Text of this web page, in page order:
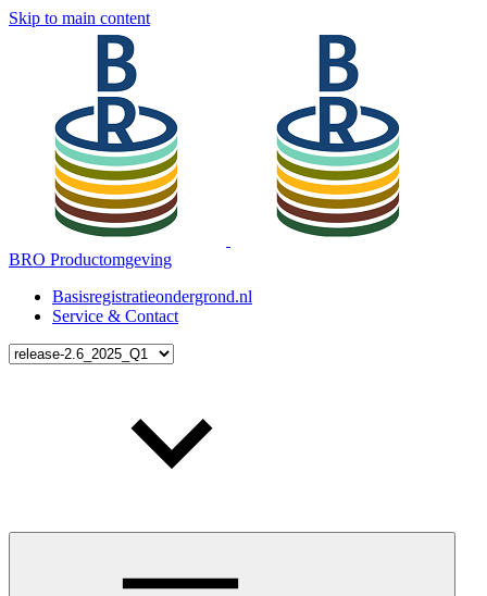
Skip to main content
BRO Productomgeving
Basisregistratieondergrond.nl
Service & Contact